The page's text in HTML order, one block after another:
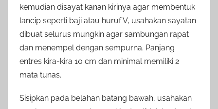
kemudian disayat kanan kirinya agar membentuk
lancip seperti baji atau huruf V, usahakan sayatan
dibuat selurus mungkin agar sambungan rapat
dan menempel dengan sempurna. Panjang
entres kira-kira 10 cm dan minimal memiliki 2
mata tunas.
Sisipkan pada belahan batang bawah, usahakan